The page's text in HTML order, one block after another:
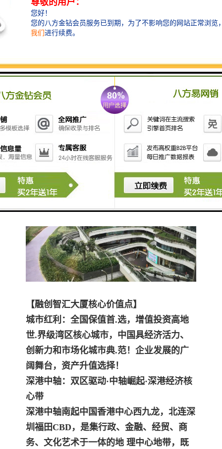
交楼标准：公共区域精装交付
交通配套：地铁4号线龙胜站，6号线上芬站
【融创智汇大厦核心价值点】
城市红利：全国保值首.选，增值投资高地
世.界级湾区核心城市，中国具经济活力、
创新力和市场化城市典.范！企业发展的广
阔舞台，资产升值选择！
深港中轴：双区驱动·中轴崛起·深港经济核
心带
深港中轴南起中国香港中心西九龙，北连深
圳福田CBD，是集行政、金融、经贸、商
务、文化艺术于一体的地 理中心地带，既